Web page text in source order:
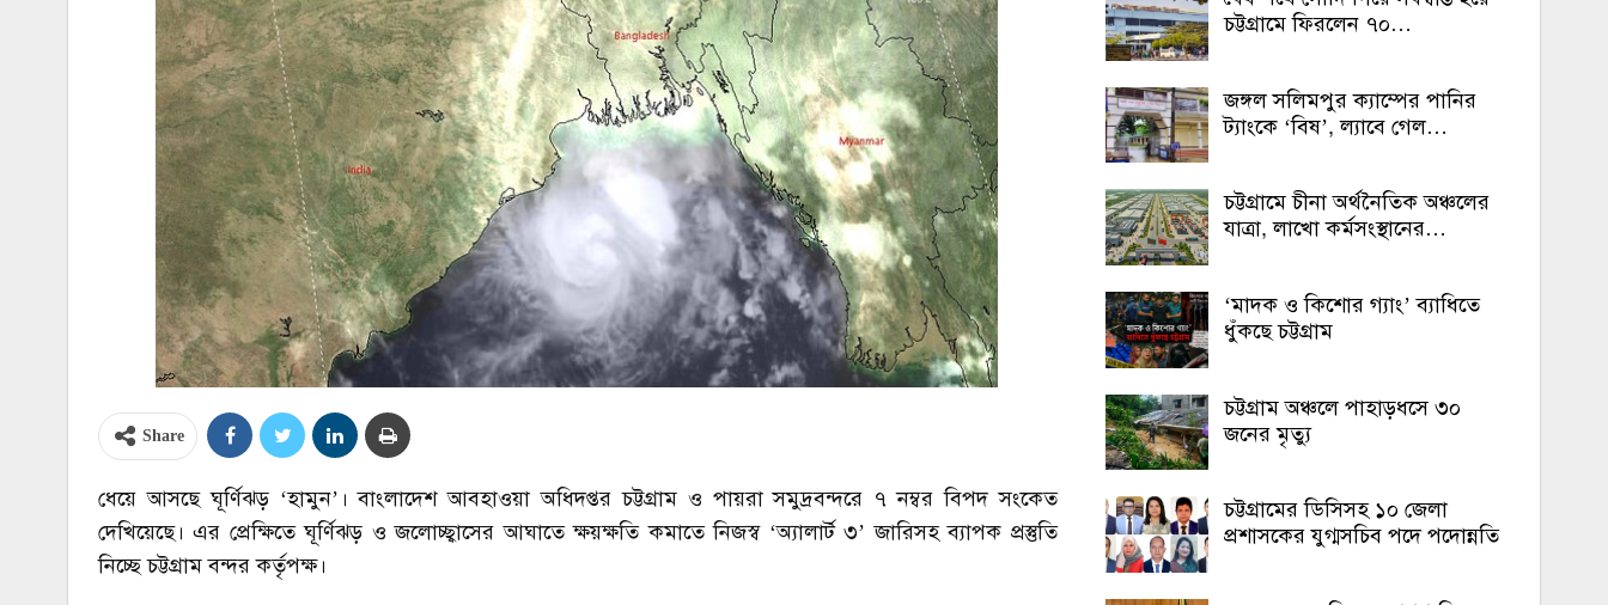
Share
ধেয়ে আসছে ঘূর্ণিঝড় ‘হামুন’। বাংলাদেশ আবহাওয়া অধিদপ্তর চট্টগ্রাম ও পায়রা সমুদ্রবন্দরে ৭ নম্বর বিপদ সংকেত
দেখিয়েছে। এর প্রেক্ষিতে ঘূর্ণিঝড় ও জলোচ্ছ্বাসের আঘাতে ক্ষয়ক্ষতি কমাতে নিজস্ব ‘অ্যালার্ট ৩’ জারিসহ ব্যাপক প্রস্তুতি
নিচ্ছে চট্টগ্রাম বন্দর কর্তৃপক্ষ।
চট্টগ্রামে ফিরলেন ৭০…
জঙ্গল সলিমপুর ক্যাম্পের পানির
ট্যাংকে ‘বিষ’, ল্যাবে গেল…
চট্টগ্রামে চীনা অর্থনৈতিক অঞ্চলের
যাত্রা, লাখো কর্মসংস্থানের…
‘মাদক ও কিশোর গ্যাং’ ব্যাধিতে
ধুঁকছে চট্টগ্রাম
চট্টগ্রাম অঞ্চলে পাহাড়ধসে ৩০
জনের মৃত্যু
চট্টগ্রামের ডিসিসহ ১০ জেলা
প্রশাসকের যুগ্মসচিব পদে পদোন্নতি